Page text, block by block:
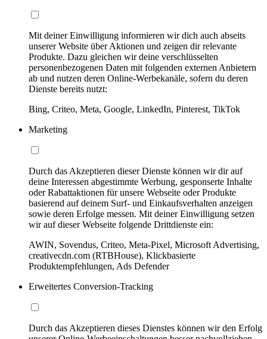
Mit deiner Einwilligung informieren wir dich auch abseits
unserer Website über Aktionen und zeigen dir relevante
Produkte. Dazu gleichen wir deine verschlüsselten
personenbezogenen Daten mit folgenden externen Anbietern
ab und nutzen deren Online-Werbekanäle, sofern du deren
Dienste bereits nutzt:
Bing, Criteo, Meta, Google, LinkedIn, Pinterest, TikTok
Marketing
Durch das Akzeptieren dieser Dienste können wir dir auf
deine Interessen abgestimmte Werbung, gesponserte Inhalte
oder Rabattaktionen für unsere Webseite oder Produkte
basierend auf deinem Surf- und Einkaufsverhalten anzeigen
sowie deren Erfolge messen. Mit deiner Einwilligung setzen
wir auf dieser Webseite folgende Drittdienste ein:
AWIN, Sovendus, Criteo, Meta-Pixel, Microsoft Advertising,
creativecdn.com (RTBHouse), Klickbasierte
Produktempfehlungen, Ads Defender
Erweitertes Conversion-Tracking
Durch das Akzeptieren dieses Dienstes können wir den Erfolg